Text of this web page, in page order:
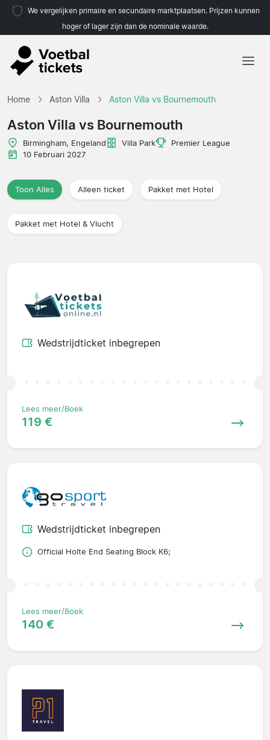
We vergelijken primaire en secundaire marktplaatsen. Prijzen kunnen
hoger of lager zijn dan de nominale waarde.
Home Aston Villa Aston Villa vs Bournemouth
Aston Villa vs Bournemouth
Birmingham, Engeland Villa Park
Premier League
10 Februari 2027
Toon Alles Alleen ticket Pakket met Hotel
Pakket met Hotel & Vlucht
Wedstrijdticket inbegrepen
Lees meer/Boek
119 €
Wedstrijdticket inbegrepen
Official Holte End Seating Block K6;
Lees meer/Boek
140 €